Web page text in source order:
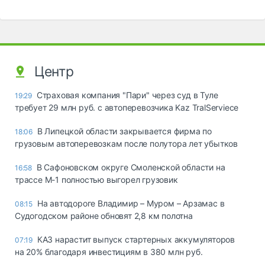
Центр
19:29 Страховая компания "Пари" через суд в Туле
требует 29 млн руб. с автоперевозчика Kaz TralServiece
18:06 В Липецкой области закрывается фирма по
грузовым автоперевозкам после полутора лет убытков
16:58 В Сафоновском округе Смоленской области на
трассе М-1 полностью выгорел грузовик
08:15 На автодороге Владимир – Муром – Арзамас в
Судогодском районе обновят 2,8 км полотна
07:19 КАЗ нарастит выпуск стартерных аккумуляторов
на 20% благодаря инвестициям в 380 млн руб.